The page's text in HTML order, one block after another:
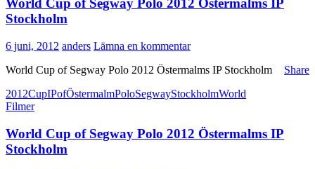
World Cup of Segway Polo 2012 Östermalms IP
Stockholm
6 juni, 2012 anders Lämna en kommentar
Share
World Cup of Segway Polo 2012 Östermalms IP Stockholm
2012CupIPofÖstermalmPoloSegwayStockholmWorld
Filmer
World Cup of Segway Polo 2012 Östermalms IP
Stockholm